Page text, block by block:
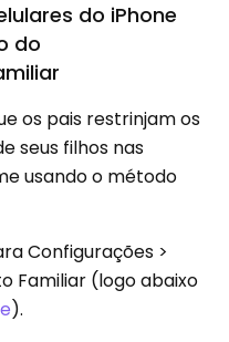
do iPhone
do
os pais restrinjam os
seus filhos nas
usando o método
Configurações >
Familiar (logo abaixo
).